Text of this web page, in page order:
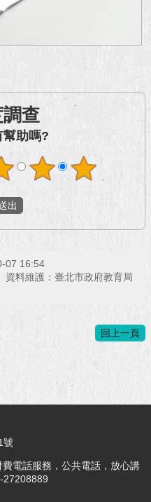
查
幫助嗎?
07 16:54
資料維護：臺北市政府教育局
回上一頁
號
電話服務，公共電話，放心講
27208889